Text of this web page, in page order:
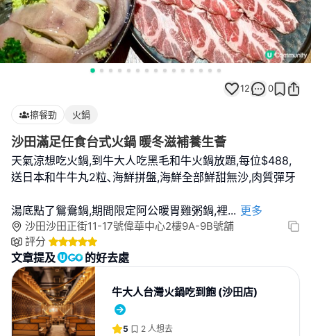
12 0
擦餐勁 火鍋
沙田滿足任食台式火鍋 暖冬滋補養生薈
天氣涼想吃火鍋,到牛大人吃黑毛和牛火鍋放題,每位$488,
送日本和牛牛丸2粒､海鮮拼盤,海鮮全部鮮甜無沙,肉質彈牙
湯底點了鴛鴦鍋,期間限定阿公暖胃雞粥鍋,裡... 更多
沙田沙田正街11-17號偉華中心2樓9A-9B號舖
評分
文章提及 的好去處
牛大人台灣火鍋吃到飽 (沙田店)
5 2 人想去